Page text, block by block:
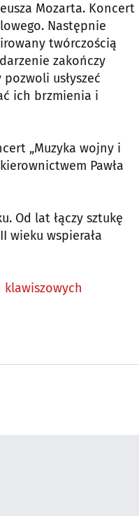
Mozarta. Koncert
Następnie
twórczością
zakończy
usłyszeć
ich brzmienia i
„Muzyka wojny i
Pawła
Od lat łączy sztukę
wieku wspierała